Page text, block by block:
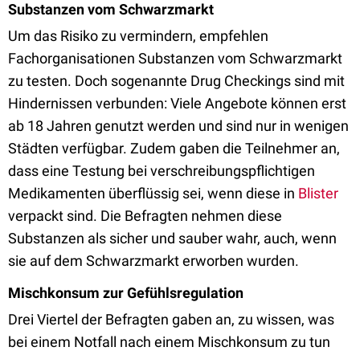
Substanzen vom Schwarzmarkt
Um das Risiko zu vermindern, empfehlen
Fachorganisationen Substanzen vom Schwarzmarkt
zu testen. Doch sogenannte Drug Checkings sind mit
Hindernissen verbunden: Viele Angebote können erst
ab 18 Jahren genutzt werden und sind nur in wenigen
Städten verfügbar. Zudem gaben die Teilnehmer an,
dass eine Testung bei verschreibungspflichtigen
Medikamenten überflüssig sei, wenn diese in Blister
verpackt sind. Die Befragten nehmen diese
Substanzen als sicher und sauber wahr, auch, wenn
sie auf dem Schwarzmarkt erworben wurden.
Mischkonsum zur Gefühlsregulation
Drei Viertel der Befragten gaben an, zu wissen, was
bei einem Notfall nach einem Mischkonsum zu tun